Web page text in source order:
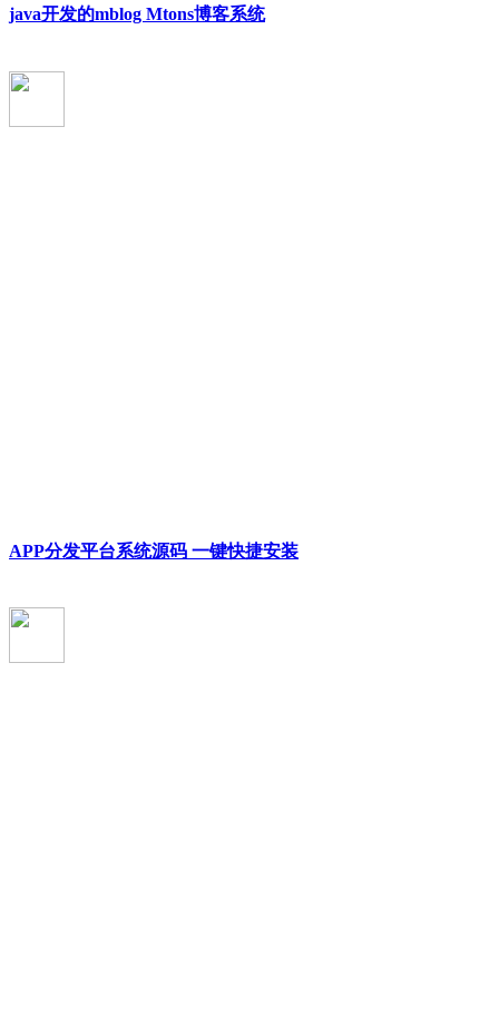
java开发的mblog Mtons博客系统
APP分发平台系统源码 一键快捷安装